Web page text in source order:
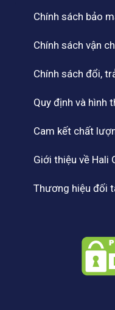
Chính sách bảo
Chính sách vận
Chính sách đổi,
Quy định và hình
Cam kết chất
Giới thiệu về Hali
Thương hiệu đối